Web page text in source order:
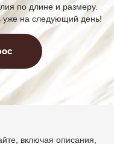
по длине и размеру.
уже на следующий день!
включая описания,